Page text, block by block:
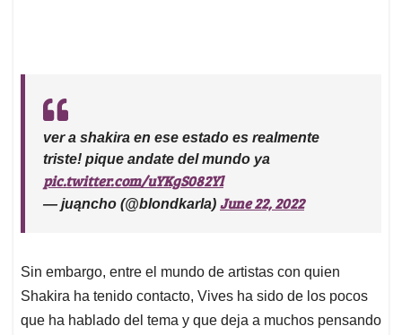
ver a shakira en ese estado es realmente
triste! pique andate del mundo ya
pic.twitter.com/uYKgS082Yl
— juąncho (@blondkarla) June 22, 2022
Sin embargo, entre el mundo de artistas con quien
Shakira ha tenido contacto, Vives ha sido de los pocos
que ha hablado del tema y que deja a muchos pensando